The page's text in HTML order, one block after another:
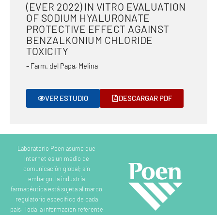
(EVER 2022) IN VITRO EVALUATION
OF SODIUM HYALURONATE
PROTECTIVE EFFECT AGAINST
BENZALKONIUM CHLORIDE
TOXICITY
– Farm. del Papa, Melina
VER ESTUDIO DESCARGAR PDF
Laboratorio Poen asume que
Internet es un medio de
comunicación global; sin
embargo, la industria
farmacéutica está sujeta al marco
regulatorio específico de cada
país. Toda la información referente